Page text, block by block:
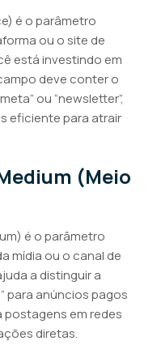
é o parâmetro
ou o site de
está investindo em
deve conter o
ou “newsletter”,
eficiente para atrair
(Meio
é o parâmetro
mídia ou o canal de
a distinguir a
para anúncios pagos
postagens em redes
diretas.